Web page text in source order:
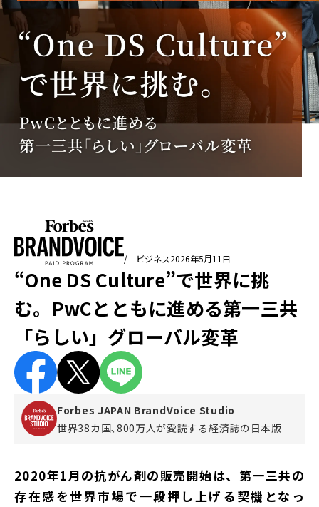
/ ビジネス2026年5月11日
“One DS Culture”で世界に挑
む。PwCとともに進める第一三共
「らしい」グローバル変革
Forbes JAPAN BrandVoice Studio
世界38カ国､800万人が愛読する 経済誌の日本版
2020年1月の抗がん剤の販売開始は、第一三共の
存在感を世界市場で一段押し上げる契機となっ